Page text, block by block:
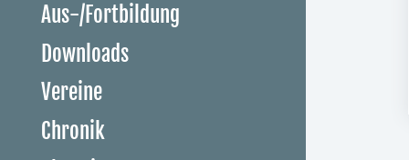
Aus-/Fortbildung
Downloads
Vereine
Chronik